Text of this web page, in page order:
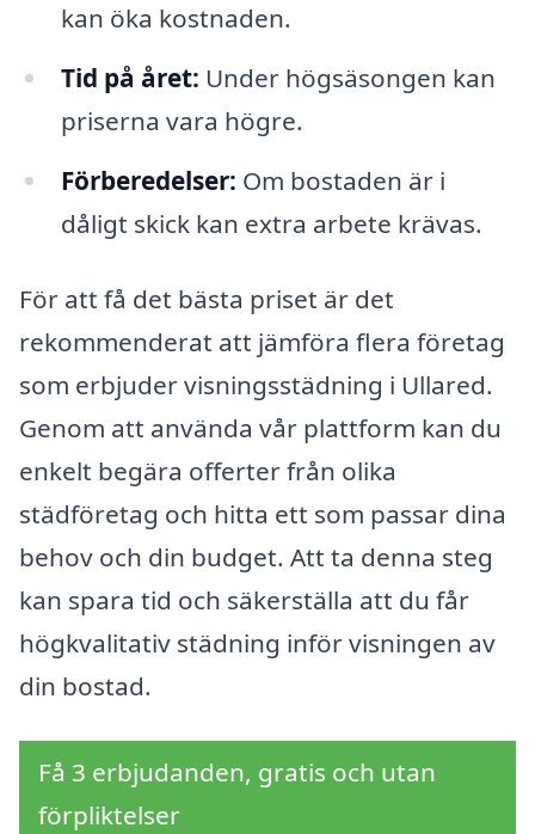
kan öka kostnaden.
Tid på året: Under högsäsongen kan
priserna vara högre.
Förberedelser: Om bostaden är i
dåligt skick kan extra arbete krävas.
För att få det bästa priset är det
rekommenderat att jämföra flera företag
som erbjuder visningsstädning i Ullared.
Genom att använda vår plattform kan du
enkelt begära offerter från olika
städföretag och hitta ett som passar dina
behov och din budget. Att ta denna steg
kan spara tid och säkerställa att du får
högkvalitativ städning inför visningen av
din bostad.
Få 3 erbjudanden, gratis och utan
förpliktelser